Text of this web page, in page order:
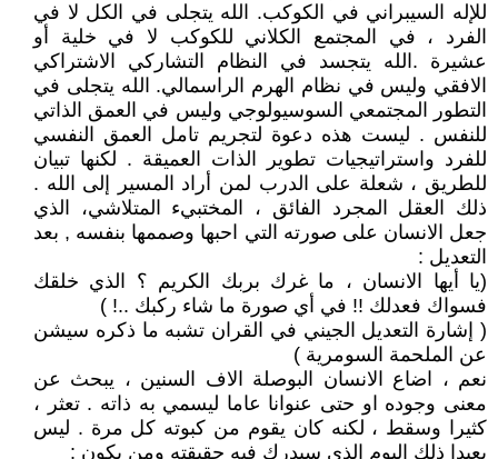
للإله السيبراني في الكوكب. الله يتجلى في الكل لا في
الفرد ، في المجتمع الكلاني للكوكب لا في خلية أو
عشيرة .الله يتجسد في النظام التشاركي الاشتراكي
الافقي وليس في نظام الهرم الراسمالي. الله يتجلى في
التطور المجتمعي السوسيولوجي وليس في العمق الذاتي
للنفس . ليست هذه دعوة لتجريم تامل العمق النفسي
للفرد واستراتيجيات تطوير الذات العميقة . لكنها تبيان
للطريق ، شعلة على الدرب لمن أراد المسير إلى الله .
ذلك العقل المجرد الفائق ، المختبيء المتلاشي، الذي
جعل الانسان على صورته التي احبها وصممها بنفسه , بعد
التعديل :
(يا أيها الانسان ، ما غرك بربك الكريم ؟ الذي خلقك
فسواك فعدلك !! في أي صورة ما شاء ركبك ..! )
( إشارة التعديل الجيني في القران تشبه ما ذكره سيشن
عن الملحمة السومرية )
نعم ، اضاع الانسان البوصلة الاف السنين ، يبحث عن
معنى وجوده او حتى عنوانا عاما ليسمي به ذاته . تعثر ،
كثيرا وسقط ، لكنه كان يقوم من كبوته كل مرة . ليس
بعيدا ذلك اليوم الذي سيدرك فيه حقيقته ومن يكون :